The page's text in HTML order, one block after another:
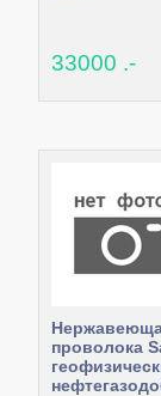
33000 .-
проволока